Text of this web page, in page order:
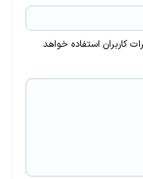
کاربران استفاده خواهد